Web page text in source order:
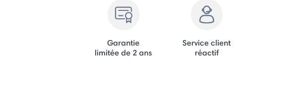
Garantie
limitée de 2 ans
Service client
réactif